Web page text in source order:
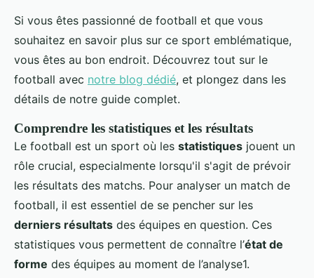
Si vous êtes passionné de football et que vous
souhaitez en savoir plus sur ce sport emblématique,
vous êtes au bon endroit. Découvrez tout sur le
football avec notre blog dédié, et plongez dans les
détails de notre guide complet.
Comprendre les statistiques et les résultats
Le football est un sport où les statistiques jouent un
rôle crucial, especialmente lorsqu'il s'agit de prévoir
les résultats des matchs. Pour analyser un match de
football, il est essentiel de se pencher sur les
derniers résultats des équipes en question. Ces
statistiques vous permettent de connaître l’état de
forme des équipes au moment de l’analyse1.